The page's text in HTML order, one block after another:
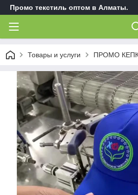
Промо текстиль оптом в Алматы.
Товары и услуги ПРОМО